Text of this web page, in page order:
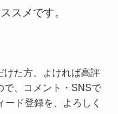
スメです。
けた方、よければ高評
、コメント・SNSで
ド登録を、よろしく